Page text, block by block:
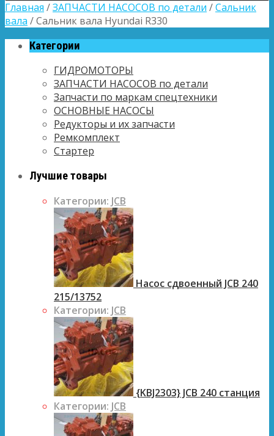
Главная /ЗАПЧАСТИ НАСОСОВ по детали /Сальник
вала / Сальник вала Hyundai R330
Категории
ГИДРОМОТОРЫ
ЗАПЧАСТИ НАСОСОВ по детали
Запчасти по маркам спецтехники
ОСНОВНЫЕ НАСОСЫ
Редукторы и их запчасти
Ремкомплект
Стартер
Лучшие товары
Категории: JCB
Насос сдвоенный JCB 240
215/13752
Категории: JCB
{KBJ2303} JCB 240 станция
Категории: JCB